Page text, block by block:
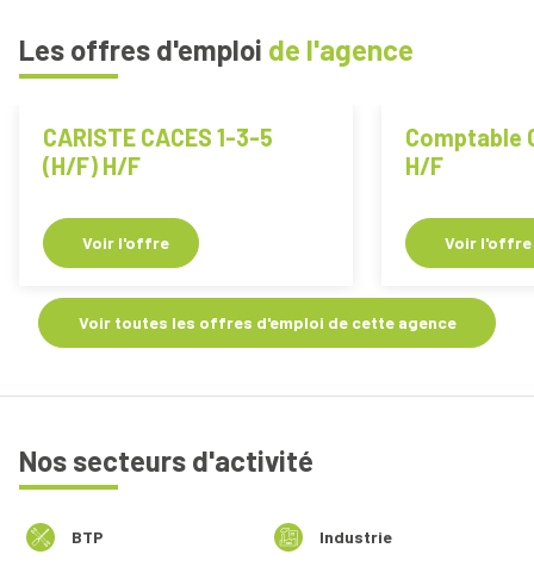
Les offres d'emploi de l'agence
CARISTE CACES 1-3-5
(H/F) H/F
Voir l'offre
Comptable
H/F
Voir l'offre
Voir toutes les offres d'emploi de cette agence
Nos secteurs d'activité
BTP Industrie